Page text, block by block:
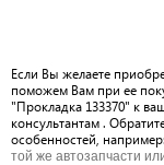
Если Вы желаете
поможем Вам при ее
"Прокладка 133370" к
консультантам .
особенностей,
той же автозапчасти